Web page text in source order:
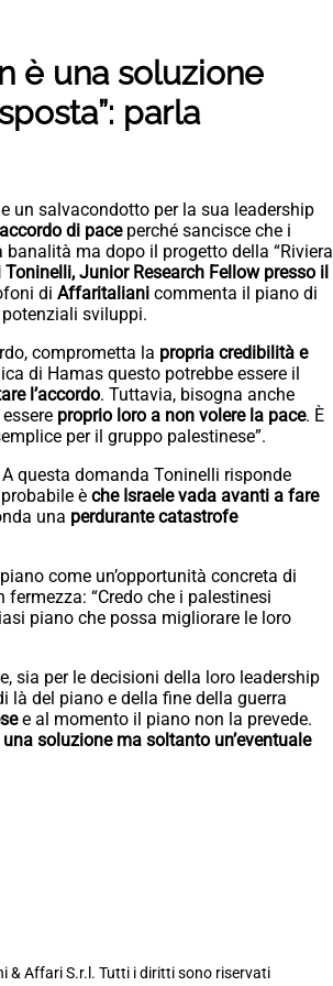
è una soluzione
parla
e un salvacondotto per la sua leadership
di paceperché sancisce che i
banalità ma dopo il progetto della “Riviera
Toninelli, Junior Research Fellow presso il
di Affaritaliani commenta il piano di
sviluppi.
comprometta la propria credibilità e
di Hamas questo potrebbe essere il
l’accordo. Tuttavia, bisogna anche
proprio loro a non volere la pace. È
per il gruppo palestinese”.
A questa domanda Toninelli risponde
è che Israele vada avanti a fare
una perdurante catastrofe
come un’opportunità concreta di
fermezza: “Credo che i palestinesi
piano che possa migliorare le loro
sia per le decisioni della loro leadership
là del piano e della fine della guerra
e al momento il piano non la prevede.
soluzione ma soltanto un’eventuale
& Affari S.r.l. Tutti i diritti sono riservati